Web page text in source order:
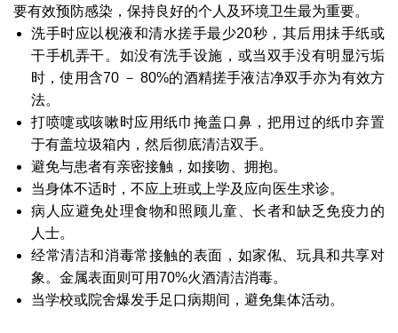
要有效预防感染，保持良好的个人及环境卫生最为重要。
洗手时应以枧液和清水搓手最少20秒，其后用抺手纸或
干手机弄干。如没有洗手设施，或当双手没有明显污垢
时，使用含70 － 80%的酒精搓手液洁净双手亦为有效方
法。
打喷嚏或咳嗽时应用纸巾掩盖口鼻，把用过的纸巾弃置
于有盖垃圾箱内，然后彻底清洁双手。
避免与患者有亲密接触，如接吻、拥抱。
当身体不适时，不应上班或上学及应向医生求诊。
病人应避免处理食物和照顾儿童、长者和缺乏免疫力的
人士。
经常清洁和消毒常接触的表面，如家俬、玩具和共享对
象。金属表面则可用70%火酒清洁消毒。
当学校或院舍爆发手足口病期间，避免集体活动。